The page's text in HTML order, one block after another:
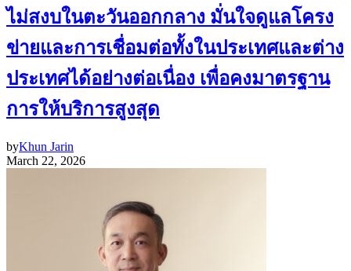
ไม่สงบในตะวันออกกลาง มั่นใจดูแลโครง
ข่ายและการเชื่อมต่อทั้งในประเทศและต่าง
ประเทศได้อย่างต่อเนื่อง เพื่อคงมาตรฐาน
การให้บริการสูงสุด
byKhun Jarin
March 22, 2026